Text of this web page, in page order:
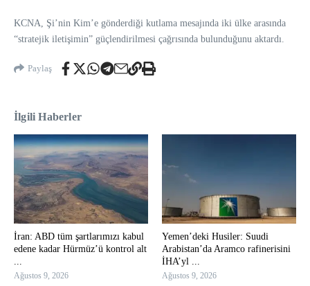
KCNA, Şi’nin Kim’e gönderdiği kutlama mesajında iki ülke arasında
“stratejik iletişimin” güçlendirilmesi çağrısında bulunduğunu aktardı.
Paylaş
İlgili Haberler
İran: ABD tüm şartlarımızı kabul
edene kadar Hürmüz’ü kontrol alt
Ağustos 9, 2026
Yemen’deki Husiler: Suudi
Arabistan’da Aramco rafinerisini
İHA’yl ...
Ağustos 9, 2026